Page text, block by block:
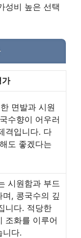
성비 높은 선택
가
면발과 시원
수향이 어우러
격입니다. 다
도 좋겠다는
시원함과 부드
, 콩국수의 깊
니다. 적당한
조화를 이루어
니다.